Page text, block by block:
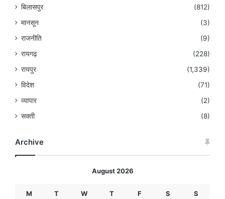
बिलासपुर
(812)
मानसून
(3)
राजनीति
(9)
रायगढ़
(228)
रायपुर
(1,339)
विदेश
(71)
व्यापार
(2)
सक्ती
(8)
Archive
August 2026
M T W T F S S